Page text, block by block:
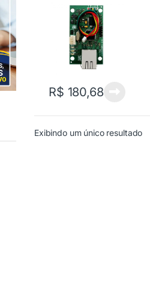
R$ 180,68
Exibindo um único resultado